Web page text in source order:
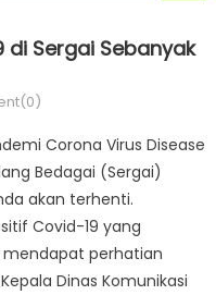
di Sergai Sebanyak
Corona Virus Disease
Bedagai (Sergai)
akan terhenti.
Covid-19 yang
perhatian
Dinas Komunikasi